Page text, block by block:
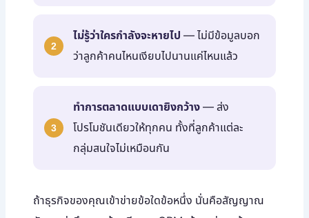
ไม่รู้ว่าใครกำลังจะหายไป — ไม่มีข้อมูลบอก
ว่าลูกค้าคนไหนเงียบไปนานแค่ไหนแล้ว
ทำการตลาดแบบเดายิงกว้าง— ส่ง
โปรโมชันเดียวให้ทุกคน ทั้งที่ลูกค้าแต่ละ
กลุ่มสนใจไม่เหมือนกัน
ถ้าธุรกิจของคุณเข้าข่ายข้อใดข้อหนึ่ง นั่นคือสัญญาณ